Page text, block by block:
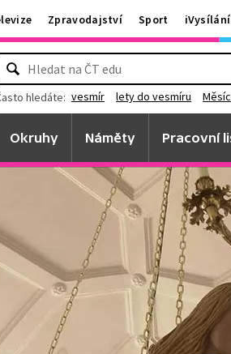
Zpravodajství Sport iVysílání
hledáte: vesmír lety do vesmíru Měsíc
Okruhy Náměty Pracovní